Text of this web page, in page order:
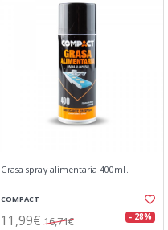
Grasa spray alimentaria 400ml.
COMPACT
11,99€ 16,71€ - 28%